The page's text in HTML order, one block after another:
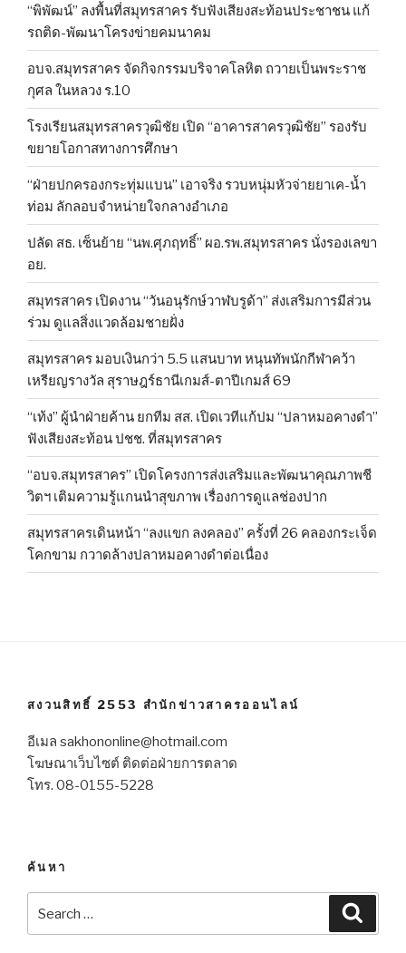
“พิพัฒน์” ลงพื้นที่สมุทรสาคร รับฟังเสียงสะท้อนประชาชน แก้
รถติด-พัฒนาโครงข่ายคมนาคม
อบจ.สมุทรสาคร จัดกิจกรรมบริจาคโลหิต ถวายเป็นพระราช
กุศล ในหลวง ร.10
โรงเรียนสมุทรสาครวุฒิชัย เปิด “อาคารสาครวุฒิชัย” รองรับ
ขยายโอกาสทางการศึกษา
“ฝ่ายปกครองกระทุ่มแบน” เอาจริง รวบหนุ่มหัวจ่ายยาเค-น้ำ
ท่อม ลักลอบจำหน่ายใจกลางอำเภอ
ปลัด สธ. เซ็นย้าย “นพ.ศุภฤทธิ์” ผอ.รพ.สมุทรสาคร นั่งรองเลขา
อย.
สมุทรสาคร เปิดงาน “วันอนุรักษ์วาฬบรูด้า” ส่งเสริมการมีส่วน
ร่วม ดูแลสิ่งแวดล้อมชายฝั่ง
สมุทรสาคร มอบเงินกว่า 5.5 แสนบาท หนุนทัพนักกีฬาคว้า
เหรียญรางวัล สุราษฎร์ธานีเกมส์-ตาปีเกมส์ 69
“เท้ง” ผู้นำฝ่ายค้าน ยกทีม สส. เปิดเวทีแก้ปม “ปลาหมอคางดำ”
ฟังเสียงสะท้อน ปชช. ที่สมุทรสาคร
“อบจ.สมุทรสาคร” เปิดโครงการส่งเสริมและพัฒนาคุณภาพชี
วิตฯ เติมความรู้แกนนำสุขภาพ เรื่องการดูแลช่องปาก
สมุทรสาครเดินหน้า “ลงแขก ลงคลอง” ครั้งที่ 26 คลองกระเจ็ด
โคกขาม กวาดล้างปลาหมอคางดำต่อเนื่อง
สงวนสิทธิ์ 2553 สำนักข่าวสาครออนไลน์
อีเมล sakhononline@hotmail.com
โฆษณาเว็บไซต์ ติดต่อฝ่ายการตลาด
โทร. 08-0155-5228
ค้นหา